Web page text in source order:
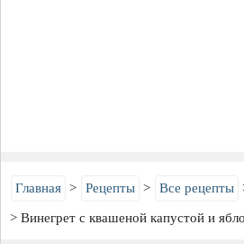
Главная Рецепты Все рецепты
Винегрет с квашеной капустой и